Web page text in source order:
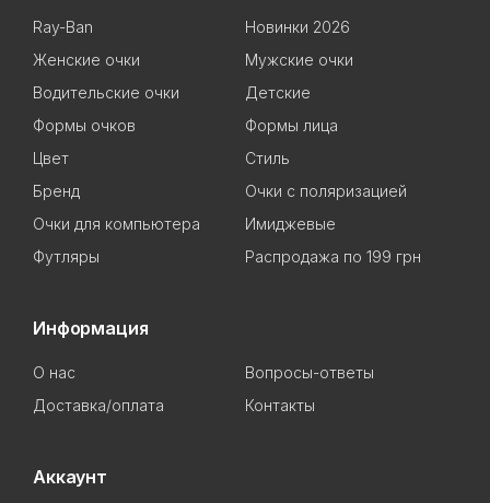
Ray-Ban
Новинки 2026
Женские очки
Мужские очки
Водительские очки
Детские
Формы очков
Формы лица
Цвет
Стиль
Бренд
Очки с поляризацией
Очки для компьютера
Имиджевые
Футляры
Распродажа по 199 грн
Информация
О нас
Вопросы-ответы
Доставка/оплата
Контакты
Аккаунт